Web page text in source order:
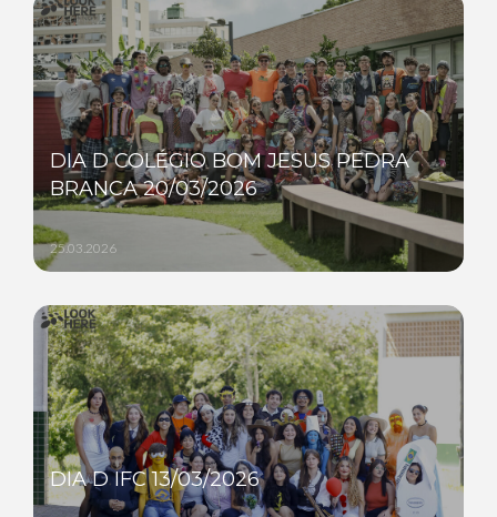
DIA D COLÉGIO BOM JESUS PEDRA
BRANCA 20/03/2026
25.03.2026
DIA D IFC 13/03/2026